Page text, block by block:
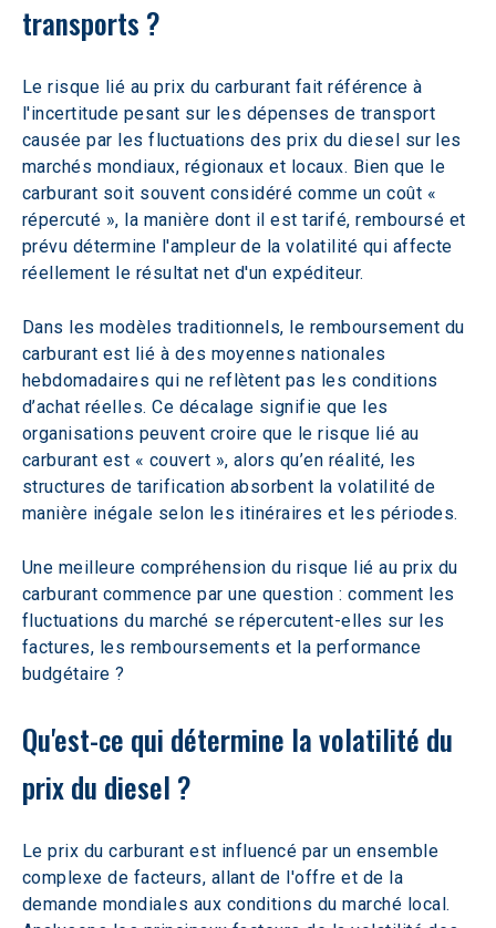
transports ?
Le risque lié au prix du carburant fait référence à
l'incertitude pesant sur les dépenses de transport
causée par les fluctuations des prix du diesel sur les
marchés mondiaux, régionaux et locaux. Bien que le
carburant soit souvent considéré comme un coût «
répercuté », la manière dont il est tarifé, remboursé et
prévu détermine l'ampleur de la volatilité qui affecte
réellement le résultat net d'un expéditeur.
Dans les modèles traditionnels, le remboursement du
carburant est lié à des moyennes nationales
hebdomadaires qui ne reflètent pas les conditions
d’achat réelles. Ce décalage signifie que les
organisations peuvent croire que le risque lié au
carburant est « couvert », alors qu’en réalité, les
structures de tarification absorbent la volatilité de
manière inégale selon les itinéraires et les périodes.
Une meilleure compréhension du risque lié au prix du
carburant commence par une question : comment les
fluctuations du marché se répercutent-elles sur les
factures, les remboursements et la performance
budgétaire ?
Qu'est-ce qui détermine la volatilité du
prix du diesel ?
Le prix du carburant est influencé par un ensemble
complexe de facteurs, allant de l'offre et de la
demande mondiales aux conditions du marché local.